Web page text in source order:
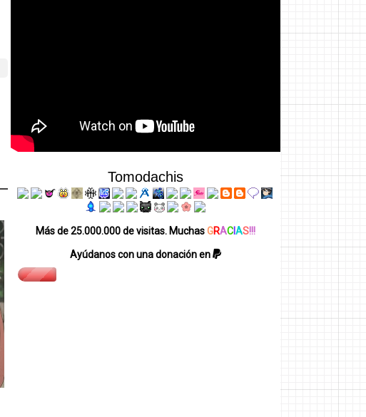
Tomodachis
Más de 25.000.000 de visitas. MuchasGRACAS!!!
Ayúdanos con una donación en